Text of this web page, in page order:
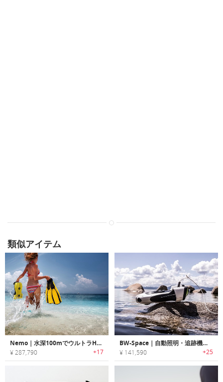
類似アイテム
Nemo｜水深100mでウルトラHD撮影・VR体験可能な水中ドローン「ニモ」
¥ 287,790 +17
BW-Space｜自動照明・追跡機能搭載4K/UHDスマート水中ROVドローン「BWスペース」
¥ 141,590 +25